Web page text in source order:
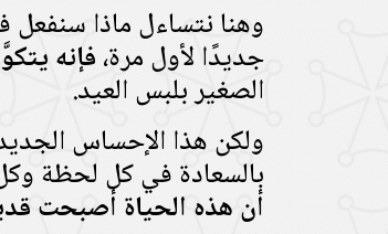
وهنا نتساءل ماذا سنفعل
جديدًا لأول مرة،فإنه
الصغير بلبس العيد.
ولكن هذا الإحساس
بالسعادة في كل لحظة
أن هذه الحياة أصبحت